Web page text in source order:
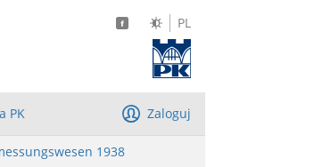
PL
PK Zaloguj
1938